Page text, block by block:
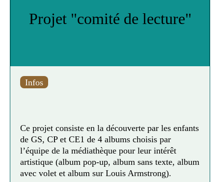
accompagnée et enrichie d’une histoire illustrée,
d’un dossier documentaire, de bandes dessinées et
Projet "comité de lecture"
Infos
Ce projet consiste en la découverte par les enfants
de GS, CP et CE1 de 4 albums choisis par
l’équipe de la médiathèque pour leur intérêt
artistique (album pop-up, album sans texte, album
avec volet et album sur Louis Armstrong).